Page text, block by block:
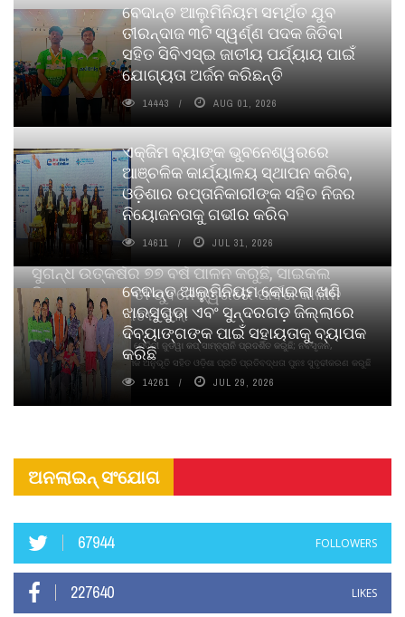
ସୁଗନ୍ଧ ଉତ୍କର୍ଷର ୭୭ ବର୍ଷ ପାଳନ କରୁଛି, ସାଇକଲ
ପିୟୋର୍‌ ଅଗରବତୀ ଭୁବନେଶ୍ୱରରେ ପାର୍ବଣ କାଳୀନ
ନବସୃଜନ ଉନ୍ମୋଚନ କଲା
ବାଉଁଶ ବିହୀନ କଠିନ ଧୂପ ଏବଂ ମେଦିନୀ ଜୁଡୱା କପ୍‌ ସାମ୍ବ୍ରାନି ପ୍ରଦର୍ଶିତ କରୁଛି; ନବସୃଜନ,
ଦୀର୍ଘସ୍ଥାୟିତା ଏବଂ ଆଧ୍ୟାତ୍ମିକ ଅନୁଭୂତି ସହିତ ଓଡ଼ିଶା ପ୍ରତି ପ୍ରତିବଦ୍ଧତା ପୁନଃ ସୁଦୃଢୀକରଣ କରୁଛି
ବେଦାନ୍ତ ଆଲୁମିନିୟମ ସମର୍ଥିତ ଯୁବ
ତୀରନ୍ଦାଜ ୩ଟି ସ୍ୱର୍ଣ୍ଣ ପଦକ ଜିତିବା
ସହିତ ସିବିଏସ୍ଇ ଜାତୀୟ ପର୍ଯ୍ୟାୟ ପାଇଁ
ଯୋଗ୍ୟତା ଅର୍ଜନ କରିଛନ୍ତି
14443 AUG 01, 2026
ଏକ୍ଜିମ ବ୍ୟାଙ୍କ ଭୁବନେଶ୍ୱରରେ
ଆଞ୍ଚଳିକ କାର୍ଯ୍ୟାଳୟ ସ୍ଥାପନ କରିବ,
ଓଡ଼ିଶାର ରପ୍ତାନିକାରୀଙ୍କ ସହିତ ନିଜର
ନିୟୋଜନତାକୁ ଗଭୀର କରିବ
14611 JUL 31, 2026
ବେଦାନ୍ତ ଆଲୁମିନିୟମ କୋଇଲା ଖଣି
ଝାରସୁଗୁଡା ଏବଂ ସୁନ୍ଦରଗଡ଼ ଜିଲ୍ଲାରେ
ଦିବ୍ୟାଙ୍ଗଙ୍କ ପାଇଁ ସହାୟତାକୁ ବ୍ୟାପକ
କରିଛି
14261 JUL 29, 2026
ଅନଲାଇନ୍ ସଂଯୋଗ
67944 FOLLOWERS
227640 LIKES